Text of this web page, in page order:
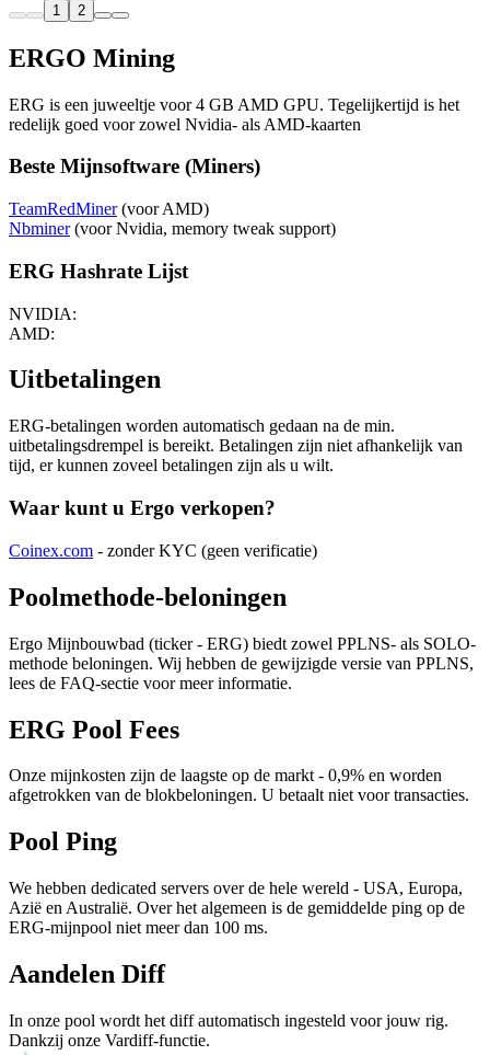
1 2
ERGO Mining
ERG is een juweeltje voor 4 GB AMD GPU. Tegelijkertijd is het
redelijk goed voor zowel Nvidia- als AMD-kaarten
Beste Mijnsoftware (Miners)
TeamRedMiner(voor AMD)
Nbminer(voor Nvidia, memory tweak support)
ERG Hashrate Lijst
NVIDIA:
AMD:
Uitbetalingen
ERG-betalingen worden automatisch gedaan na de min.
uitbetalingsdrempel is bereikt. Betalingen zijn niet afhankelijk van
tijd, er kunnen zoveel betalingen zijn als u wilt.
Waar kunt u Ergo verkopen?
Coinex.com - zonder KYC (geen verificatie)
Poolmethode-beloningen
Ergo Mijnbouwbad (ticker - ERG) biedt zowel PPLNS- als SOLO-
methode beloningen. Wij hebben de gewijzigde versie van PPLNS,
lees de FAQ-sectie voor meer informatie.
ERG Pool Fees
Onze mijnkosten zijn de laagste op de markt - 0,9% en worden
afgetrokken van de blokbeloningen. U betaalt niet voor transacties.
Pool Ping
We hebben dedicated servers over de hele wereld - USA, Europa,
Azië en Australië. Over het algemeen is de gemiddelde ping op de
ERG-mijnpool niet meer dan 100 ms.
Aandelen Diff
In onze pool wordt het diff automatisch ingesteld voor jouw rig.
Dankzij onze Vardiff-functie.